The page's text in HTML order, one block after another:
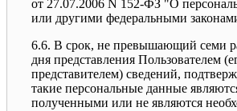
от 27.07.2006 N 152-ФЗ "О
или другими федеральными
6.6. В срок, не превышающий семи
дня представления Пользователем
представителем) сведений,
такие персональные данные
полученными или не являются